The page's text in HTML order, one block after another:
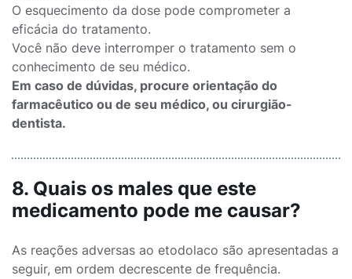
O esquecimento da dose pode comprometer a
eficácia do tratamento.
Você não deve interromper o tratamento sem o
conhecimento de seu médico.
Em caso de dúvidas, procure orientação do
farmacêutico ou de seu médico, ou cirurgião-
dentista.
8. Quais os males que este
medicamento pode me causar?
As reações adversas ao etodolaco são apresentadas a
seguir, em ordem decrescente de frequência.